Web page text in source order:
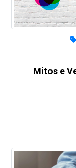
Mitos e